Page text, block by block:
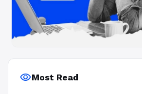
visibilityMost Read